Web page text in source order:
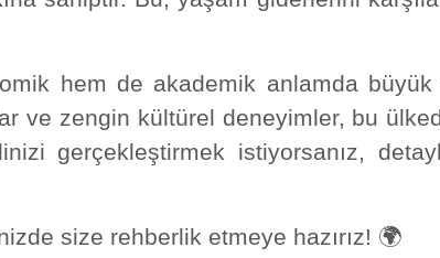
hem de akademik anlamda büyük
ve zengin kültürel deneyimler, bu
gerçekleştirmek istiyorsanız,
size rehberlik etmeye hazırız! 🌍